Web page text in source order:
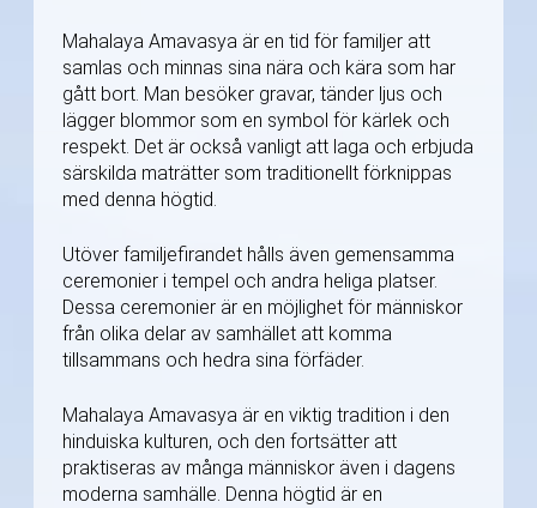
Mahalaya Amavasya är en tid för familjer att
samlas och minnas sina nära och kära som har
gått bort. Man besöker gravar, tänder ljus och
lägger blommor som en symbol för kärlek och
respekt. Det är också vanligt att laga och erbjuda
särskilda maträtter som traditionellt förknippas
med denna högtid.
Utöver familjefirandet hålls även gemensamma
ceremonier i tempel och andra heliga platser.
Dessa ceremonier är en möjlighet för människor
från olika delar av samhället att komma
tillsammans och hedra sina förfäder.
Mahalaya Amavasya är en viktig tradition i den
hinduiska kulturen, och den fortsätter att
praktiseras av många människor även i dagens
moderna samhälle. Denna högtid är en